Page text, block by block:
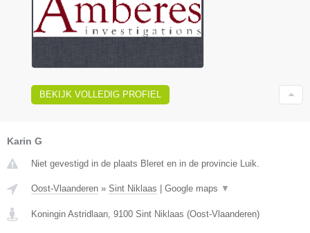
BEKIJK VOLLEDIG PROFIEL
Karin G
Niet gevestigd in de plaats Bleret en in de provincie Luik.
Oost-Vlaanderen » Sint Niklaas | Google maps ▼
Koningin Astridlaan 9100 Sint Niklaas (Oost-Vlaanderen)